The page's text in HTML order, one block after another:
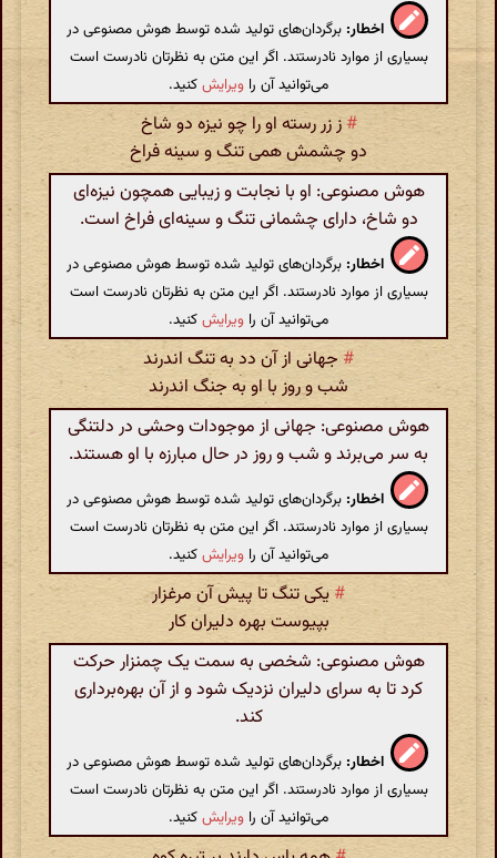
اخطار: برگردان‌های تولید شده توسط هوش مصنوعی در
بسیاری از موارد نادرستند. اگر این متن به نظرتان نادرست است
می‌توانید آن را ویرایشکنید.
# ز زر رسته او را چو نیزه دو شاخ
دو چشمش همی تنگ و سینه فراخ
هوش مصنوعی: او با نجابت و زیبایی همچون نیزه‌ای
دو شاخ، دارای چشمانی تنگ و سینه‌ای فراخ است.
اخطار: برگردان‌های تولید شده توسط هوش مصنوعی در
بسیاری از موارد نادرستند. اگر این متن به نظرتان نادرست است
می‌توانید آن را ویرایشکنید.
# جهانی از آن دد به تنگ اندرند
شب و روز با او به جنگ اندرند
هوش مصنوعی: جهانی از موجودات وحشی در دلتنگی
به سر می‌برند و شب و روز در حال مبارزه با او هستند.
اخطار: برگردان‌های تولید شده توسط هوش مصنوعی در
بسیاری از موارد نادرستند. اگر این متن به نظرتان نادرست است
می‌توانید آن را ویرایشکنید.
# یکی تنگ تا پیش آن مرغزار
بپیوست بهره دلیران کار
هوش مصنوعی: شخصی به سمت یک چمنزار حرکت
کرد تا به سرای دلیران نزدیک شود و از آن بهره‌برداری
کند.
اخطار: برگردان‌های تولید شده توسط هوش مصنوعی در
بسیاری از موارد نادرستند. اگر این متن به نظرتان نادرست است
می‌توانید آن را ویرایشکنید.